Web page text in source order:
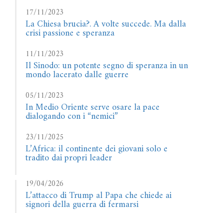
17/11/2023
La Chiesa brucia?. A volte succede. Ma dalla
crisi passione e speranza
11/11/2023
Il Sinodo: un potente segno di speranza in un
mondo lacerato dalle guerre
05/11/2023
In Medio Oriente serve osare la pace
dialogando con i “nemici”
23/11/2025
L’Africa: il continente dei giovani solo e
tradito dai propri leader
19/04/2026
L’attacco di Trump al Papa che chiede ai
signori della guerra di fermarsi